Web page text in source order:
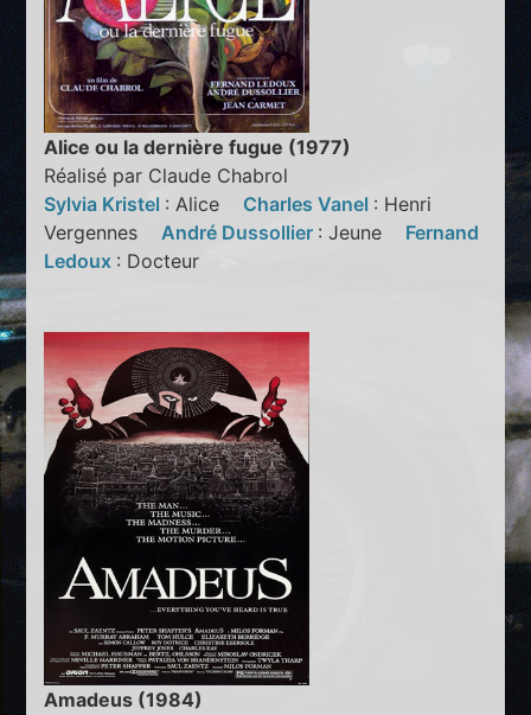
Alice ou la dernière fugue (1977)
Réalisé par Claude Chabrol
Sylvia Kristel : Alice Charles Vanel : Henri
Vergennes André Dussollier : Jeune Fernand
Ledoux : Docteur
Amadeus (1984)